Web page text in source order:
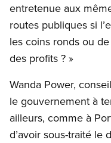
entretenue aux
routes publiques si
les coins ronds ou
des profits ? »
Wanda Power,
le gouvernement à
ailleurs, comme à
d’avoir sous-traité le